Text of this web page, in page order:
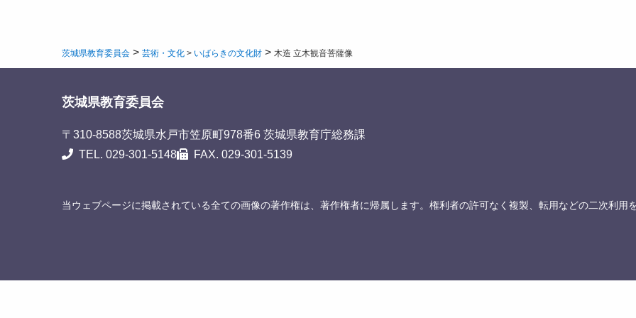
茨城県教育委員会 > 芸術・文化 > いばらきの文化財 > 木造 立木観音菩薩像
茨城県教育委員会
〒310-8588茨城県水戸市笠原町978番6 茨城県教育庁総務課
TEL. 029-301-5148
FAX. 029-301-5139
当ウェブページに掲載されている全ての画像の著作権は、著作権者に帰属します。権利者の許可なく複製、転用などの二次利用